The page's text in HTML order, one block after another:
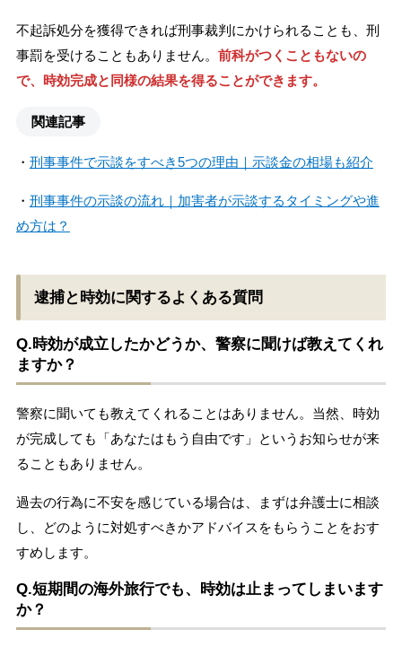
不起訴処分を獲得できれば刑事裁判にかけられることも、刑
事罰を受けることもありません。 前科がつくこともないの
で、時効完成と同様の結果を得ることができます。
関連記事
・ 刑事事件で示談をすべき5つの理由｜示談金の相場も紹介
・ 刑事事件の示談の流れ｜加害者が示談するタイミングや進
め方は？
逮捕と時効に関するよくある質問
Q.時効が成立したかどうか、警察に聞けば教えてくれ
ますか？
警察に聞いても教えてくれることはありません。当然、時効
が完成しても「あなたはもう自由です」というお知らせが来
ることもありません。
過去の行為に不安を感じている場合は、まずは弁護士に相談
し、どのように対処すべきかアドバイスをもらうことをおす
すめします。
Q.短期間の海外旅行でも、時効は止まってしまいます
か？